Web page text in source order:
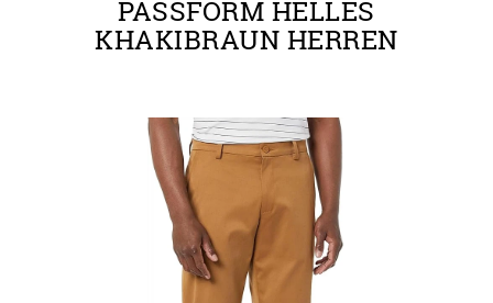
PASSFORM HELLES
KHAKIBRAUN HERREN